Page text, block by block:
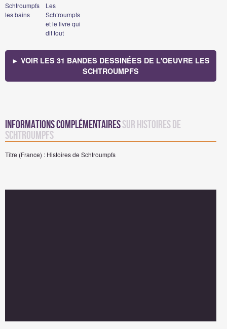
Schtroumpfs
les bains
Les
Schtroumpfs
et le livre qui
dit tout
► VOIR LES 31 BANDES DESSINÉES DE L'OEUVRE LES
SCHTROUMPFS
Informations complémentairessur Histoires de
Schtroumpfs
Titre (France) : Histoires de Schtroumpfs